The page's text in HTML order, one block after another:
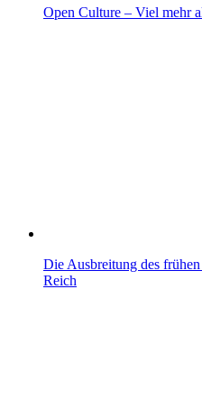
Open Culture – Viel mehr
Die Ausbreitung des
Reich